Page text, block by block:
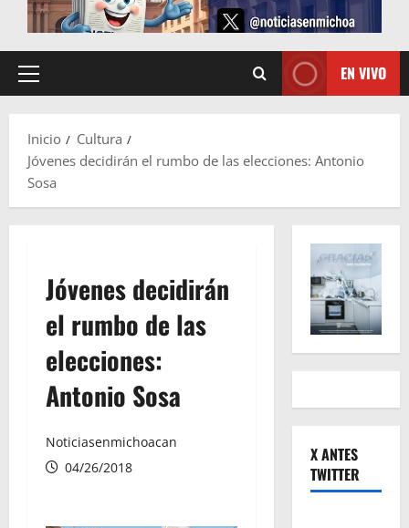
Menú
EN VIVO
Inicio
Cultura
Jóvenes decidirán el rumbo de las elecciones: Antonio
Sosa
Jóvenes decidirán
el rumbo de las
elecciones:
Antonio Sosa
Noticiasenmichoacan
04/26/2018
X ANTES
TWITTER